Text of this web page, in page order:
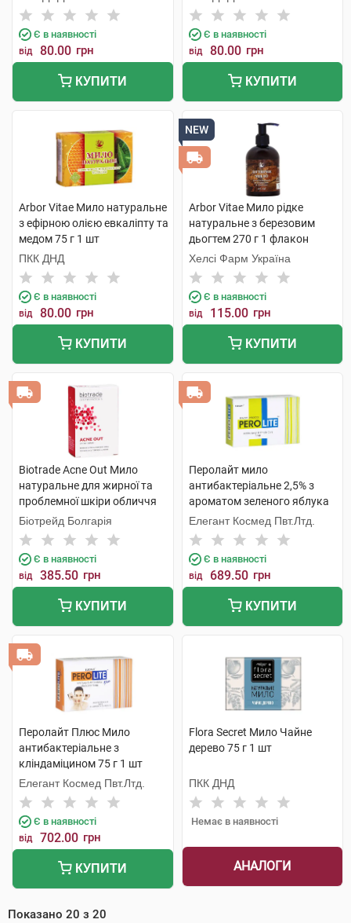
шт
Є в наявності
від 80.00 грн
КУПИТИ
Є в наявності
від 80.00 грн
КУПИТИ
Arbor Vitae Мило натуральне
з ефірною олією евкаліпту та
медом 75 г 1 шт
ПКК ДНД
Є в наявності
від 80.00 грн
КУПИТИ
NEW
Arbor Vitae Мило рідке
натуральне з березовим
дьогтем 270 г 1 флакон
Хелсі Фарм Україна
Є в наявності
від 115.00 грн
КУПИТИ
Biotrade Acne Out Мило
натуральне для жирної та
проблемної шкіри обличчя
та тіла 100 г 1 шт
Біотрейд Болгарія
Є в наявності
від 385.50 грн
КУПИТИ
Перолайт мило
антибактеріальне 2,5% з
ароматом зеленого яблука
75 г 1 шт
Елегант Космед Пвт.Лтд.
Є в наявності
від 689.50 грн
КУПИТИ
Перолайт Плюс Мило
антибактеріальне з
кліндаміцином 75 г 1 шт
Елегант Космед Пвт.Лтд.
Є в наявності
від 702.00 грн
КУПИТИ
Flora Secret Мило Чайне
дерево 75 г 1 шт
ПКК ДНД
Немає в наявності
АНАЛОГИ
Показано 20 з 20